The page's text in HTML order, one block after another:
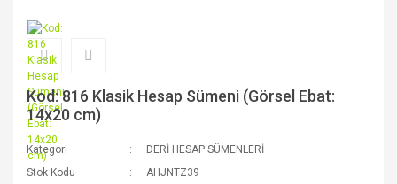
Kod: 816 Klasik Hesap Sümeni (Görsel Ebat:
14x20 cm)
Kategori
DERİ HESAP SÜMENLERİ
Stok Kodu
AHJNTZ39